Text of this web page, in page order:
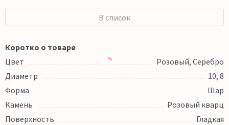
В список
Коротко о товаре
Цвет
Розовый, Серебро
Диаметр
10, 8
Форма
Шар
Камень
Розовый кварц
Поверхность
Гладкая